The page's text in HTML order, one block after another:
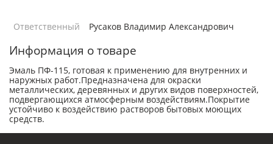
Ответственный Русаков Владимир Александрович
Информация о товаре
Эмаль ПФ-115, готовая к применению для внутренних и
наружных работ.Предназначена для окраски
металлических, деревянных и других видов поверхностей,
подвергающихся атмосферным воздействиям.Покрытие
устойчиво к воздействию растворов бытовых моющих
средств.